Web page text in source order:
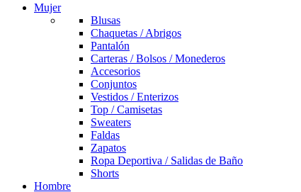
Mujer
Blusas
Chaquetas / Abrigos
Pantalón
Carteras / Bolsos / Monederos
Accesorios
Conjuntos
Vestidos / Enterizos
Top / Camisetas
Sweaters
Faldas
Zapatos
Ropa Deportiva / Salidas de Baño
Shorts
Hombre